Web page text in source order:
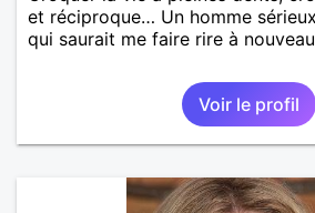
et réciproque… Un homme
qui saurait me faire rire à
Voir le profil